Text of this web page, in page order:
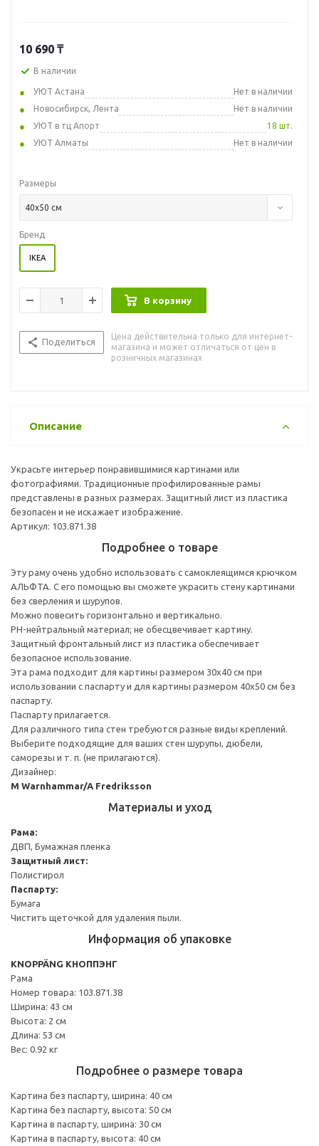
10 690 ₸
В наличии
УЮТ Астана
Нет в наличии
Новосибирск, Лента
Нет в наличии
УЮТ в тц Апорт
18 шт.
УЮТ Алматы
Нет в наличии
Размеры
40x50 см
Бренд
IKEA
В корзину
Поделиться
Цена действительна только для интернет-
магазина и может отличаться от цен в
розничных магазинах
Описание
Украсьте интерьер понравившимися картинами или
фотографиями. Традиционные профилированные рамы
представлены в разных размерах. Защитный лист из пластика
безопасен и не искажает изображение.
Артикул: 103.871.38
Подробнее о товаре
Эту раму очень удобно использовать с самоклеящимся крючком
АЛЬФТА. С его помощью вы сможете украсить стену картинами
без сверления и шурупов.
Можно повесить горизонтально и вертикально.
PH-нейтральный материал; не обесцвечивает картину.
Защитный фронтальный лист из пластика обеспечивает
безопасное использование.
Эта рама подходит для картины размером 30х40 см при
использовании с паспарту и для картины размером 40х50 см без
паспарту.
Паспарту прилагается.
Для различного типа стен требуются разные виды креплений.
Выберите подходящие для ваших стен шурупы, дюбели,
саморезы и т. п. (не прилагаются).
Дизайнер:
M Warnhammar/A Fredriksson
Материалы и уход
Рама:
ДВП, Бумажная пленка
Защитный лист:
Полистирол
Паспарту:
Бумага
Чистить щеточкой для удаления пыли.
Информация об упаковке
KNOPPÄNG КНОППЭНГ
Рама
Номер товара: 103.871.38
Ширина: 43 см
Высота: 2 см
Длина: 53 см
Вес: 0.92 кг
Подробнее о размере товара
Картина без паспарту, ширина: 40 см
Картина без паспарту, высота: 50 см
Картина в паспарту, ширина: 30 см
Картина в паспарту, высота: 40 см